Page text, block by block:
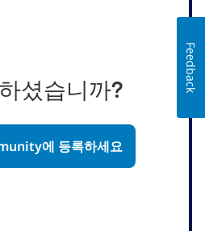
셨습니까?
에 등록하세요
Feedback